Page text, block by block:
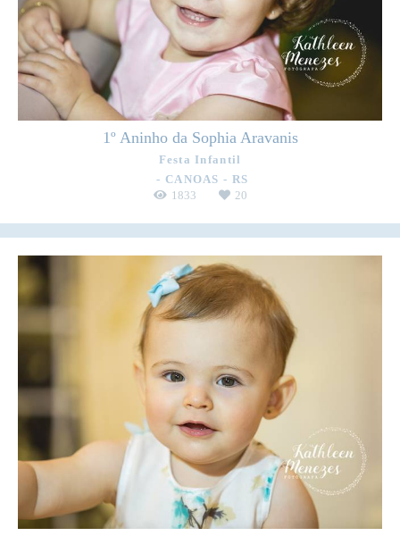
1º Aninho da Sophia Aravanis
Festa Infantil
CANOAS - RS
1833 20